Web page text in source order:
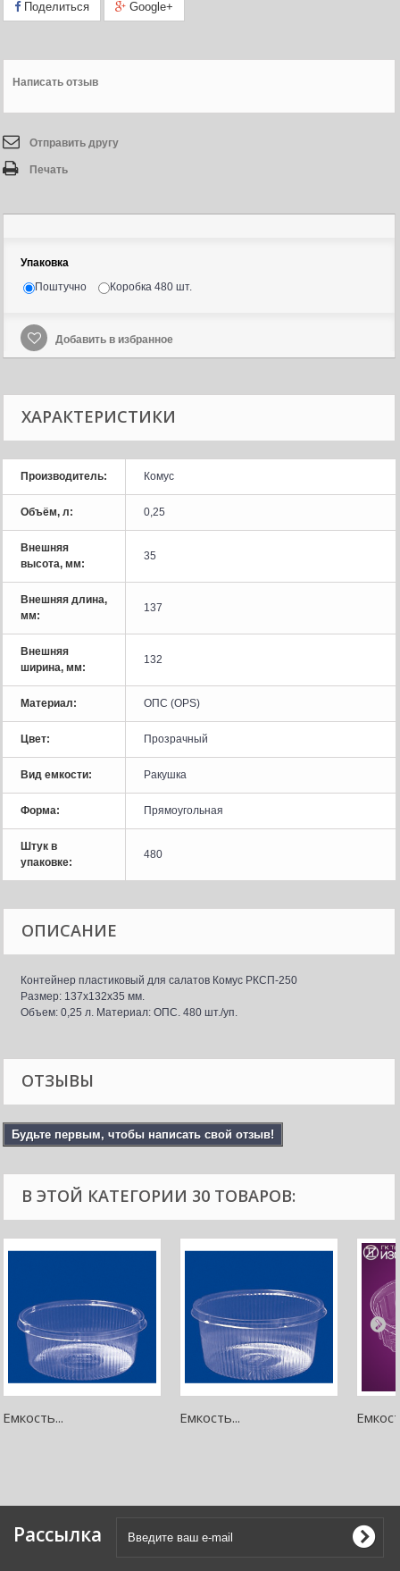
Поделиться Google+
Написать отзыв
Отправить другу
Печать
Упаковка
Поштучно
Коробка 480 шт.
Добавить в избранное
ХАРАКТЕРИСТИКИ
Производитель: Комус
Объём, л: 0,25
Внешняя
высота, мм:
35
Внешняя длина,
мм:
137
Внешняя
ширина, мм:
132
Материал: ОПС (OPS)
Цвет: Прозрачный
Вид емкости: Ракушка
Форма: Прямоугольная
Штук в
упаковке:
480
ОПИСАНИЕ
Контейнер пластиковый для салатов Комус РКСП-250
Размер: 137x132x35 мм.
Объем: 0,25 л. Материал: ОПС. 480 шт./уп.
ОТЗЫВЫ
Будьте первым, чтобы написать свой отзыв!
В ЭТОЙ КАТЕГОРИИ 30 ТОВАРОВ:
Емкость... Емкость...
Рассылка